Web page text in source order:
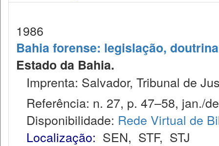
1986
Bahia forense: legislação,
Estado da Bahia.
Imprenta: Salvador, Tribunal de
Referência: n. 27, p. 47–58, jan./
Disponibilidade: Rede Virtual de
Localização: SEN, STF, STJ